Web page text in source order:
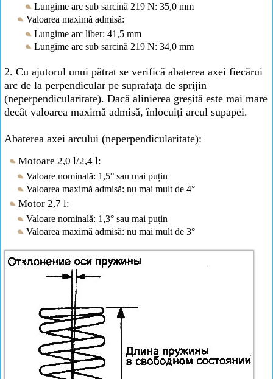
Lungime arc sub sarcină 219 N: 35,0 mm
Valoarea maximă admisă:
Lungime arc liber: 41,5 mm
Lungime arc sub sarcină 219 N: 34,0 mm
2. Cu ajutorul unui pătrat se verifică abaterea axei fiecărui
arc de la perpendicular pe suprafața de sprijin
(neperpendicularitate). Dacă alinierea greșită este mai mare
decât valoarea maximă admisă, înlocuiți arcul supapei.
Abaterea axei arcului (neperpendicularitate):
Motoare 2,0 l/2,4 l:
Valoare nominală: 1,5° sau mai puțin
Valoarea maximă admisă: nu mai mult de 4°
Motor 2,7 l:
Valoare nominală: 1,3° sau mai puțin
Valoarea maximă admisă: nu mai mult de 3°